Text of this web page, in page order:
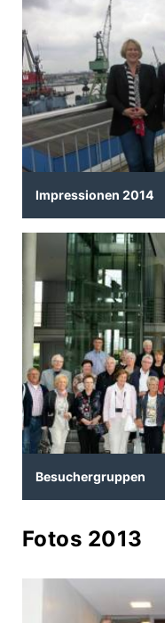
Impressionen 2014
Besuchergruppen
Fotos 2013